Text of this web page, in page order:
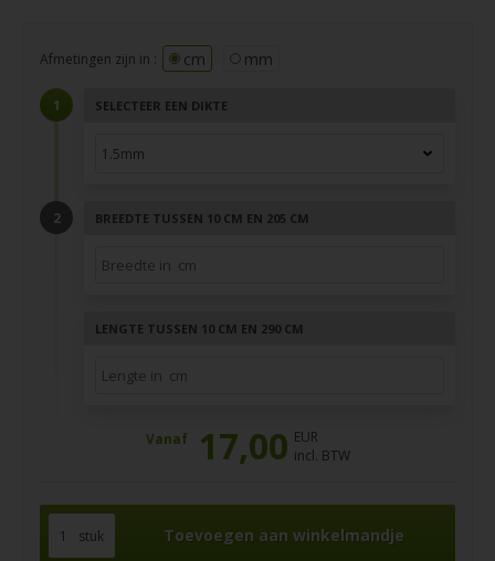
Afmetingen zijn in : cm mm
SELECTEER EEN DIKTE
BREEDTE TUSSEN 10 CM EN 205 CM
LENGTE TUSSEN 10 CM EN 290 CM
Vanaf 17,00 EUR
incl. BTW
stuk